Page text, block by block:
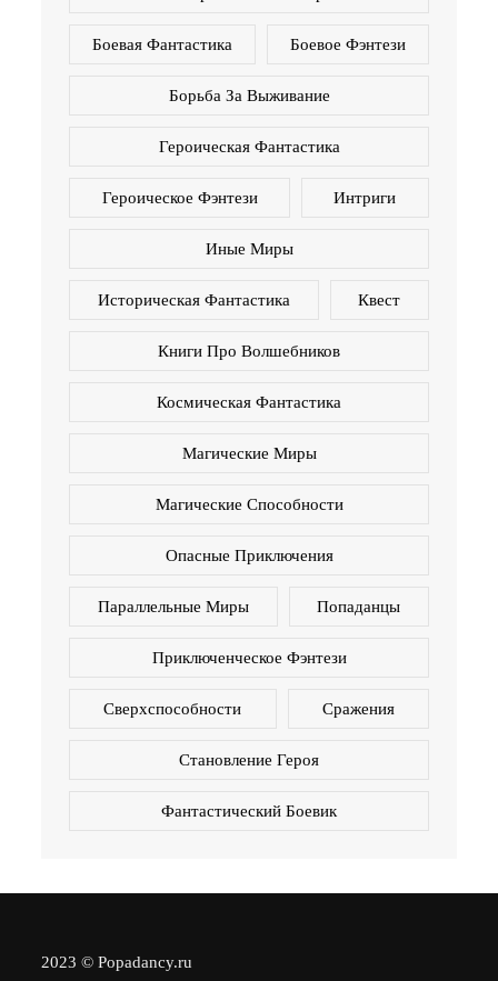
Боевая Фантастика Боевое Фэнтези
Борьба За Выживание
Героическая Фантастика
Героическое Фэнтези Интриги
Иные Миры
Историческая Фантастика Квест
Книги Про Волшебников
Космическая Фантастика
Магические Миры
Магические Способности
Опасные Приключения
Параллельные Миры Попаданцы
Приключенческое Фэнтези
Сверхспособности Сражения
Становление Героя
Фантастический Боевик
2023 © Popadancy.ru